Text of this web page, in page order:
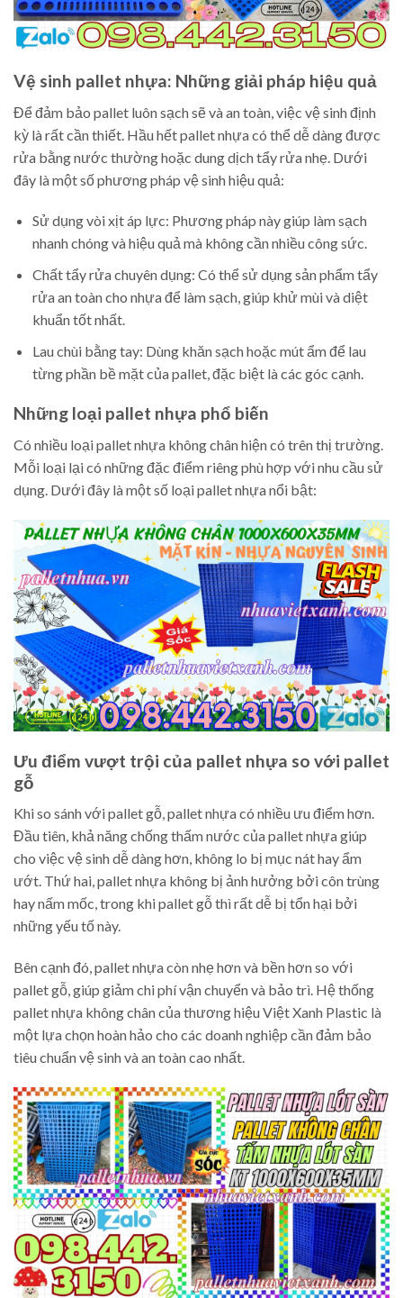
Vệ sinh pallet nhựa: Những giải pháp hiệu quả
Để đảm bảo pallet luôn sạch sẽ và an toàn, việc vệ sinh định
kỳ là rất cần thiết. Hầu hết pallet nhựa có thể dễ dàng được
rửa bằng nước thường hoặc dung dịch tẩy rửa nhẹ. Dưới
đây là một số phương pháp vệ sinh hiệu quả:
Sử dụng vòi xịt áp lực: Phương pháp này giúp làm sạch
nhanh chóng và hiệu quả mà không cần nhiều công sức.
Chất tẩy rửa chuyên dụng: Có thể sử dụng sản phẩm tẩy
rửa an toàn cho nhựa để làm sạch, giúp khử mùi và diệt
khuẩn tốt nhất.
Lau chùi bằng tay: Dùng khăn sạch hoặc mút ẩm để lau
từng phần bề mặt của pallet, đặc biệt là các góc cạnh.
Những loại pallet nhựa phổ biến
Có nhiều loại pallet nhựa không chân hiện có trên thị trường.
Mỗi loại lại có những đặc điểm riêng phù hợp với nhu cầu sử
dụng. Dưới đây là một số loại pallet nhựa nổi bật:
Ưu điểm vượt trội của pallet nhựa so với pallet
gỗ
Khi so sánh với pallet gỗ, pallet nhựa có nhiều ưu điểm hơn.
Đầu tiên, khả năng chống thấm nước của pallet nhựa giúp
cho việc vệ sinh dễ dàng hơn, không lo bị mục nát hay ẩm
ướt. Thứ hai, pallet nhựa không bị ảnh hưởng bởi côn trùng
hay nấm mốc, trong khi pallet gỗ thì rất dễ bị tổn hại bởi
những yếu tố này.
Bên cạnh đó, pallet nhựa còn nhẹ hơn và bền hơn so với
pallet gỗ, giúp giảm chi phí vận chuyển và bảo trì. Hệ thống
pallet nhựa không chân của thương hiệu Việt Xanh Plastic là
một lựa chọn hoàn hảo cho các doanh nghiệp cần đảm bảo
tiêu chuẩn vệ sinh và an toàn cao nhất.